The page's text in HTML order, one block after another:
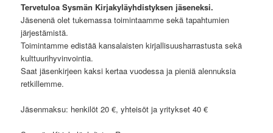
Tervetuloa Sysmän Kirjakyläyhdistyksen jäseneksi.
Jäsenenä olet tukemassa toimintaamme sekä tapahtumien
järjestämistä.
Toimintamme edistää kansalaisten kirjallisuusharrastusta sekä
kulttuurihyvinvointia.
Saat jäsenkirjeen kaksi kertaa vuodessa ja pieniä alennuksia
retkillemme.
Jäsenmaksu: henkilöt 20 €, yhteisöt ja yritykset 40 €